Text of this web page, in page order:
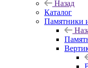
Назад
Каталог
Памятники